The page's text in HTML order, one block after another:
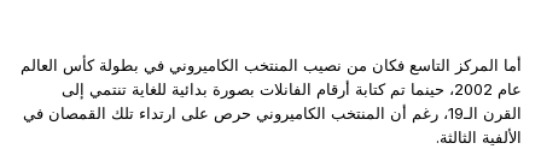
أما المركز التاسع فكان من نصيب المنتخب الكاميروني في بطولة كأس العالم
عام 2002، حينما تم كتابة أرقام الفانلات بصورة بدائية للغاية تنتمي إلى
القرن الـ19، رغم أن المنتخب الكاميروني حرص على ارتداء تلك القمصان في
الألفية الثالثة.